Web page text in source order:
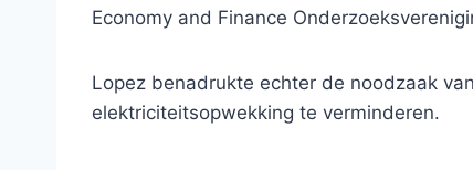
Economy and Finance
Lopez benadrukte echter de noodzaak
elektriciteitsopwekking te verminderen.